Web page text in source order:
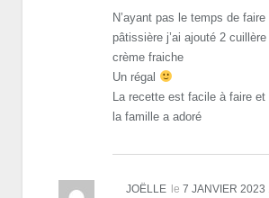
N’ayant pas le temps de
pâtissière j’ai ajouté 2
crème fraiche
Un régal
La recette est facile à faire
la famille a adoré
JOËLLE le 7 JANVIER 2023